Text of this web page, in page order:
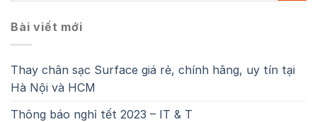
Bài viết mới
Thay chân sạc Surface giá rẻ, chính hãng, uy tín tại
Hà Nội và HCM
Thông báo nghỉ tết 2023 – IT & T